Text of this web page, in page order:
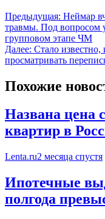
Предыдущая: Неймар
травмы. Под вопросом
групповом этапе ЧМ
Далее: Стало
просматривать
Похожие
Названа цена
квартир в
Lenta.ru2 месяца спустя
Ипотечные
полгода